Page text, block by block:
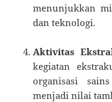
menunjukkan
dan teknologi.
Aktivitas
kegiatan
organisasi
menjadi nilai